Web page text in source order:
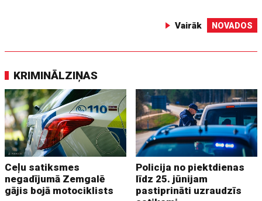
Vairāk NOVADOS
KRIMINĀLZIŅAS
Ceļu satiksmes
negadījumā Zemgalē
gājis bojā motociklists
Policija no piektdienas
līdz 25. jūnijam
pastiprināti uzraudzīs